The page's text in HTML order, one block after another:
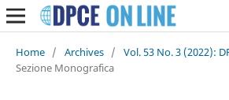
Home / Archives / Vol. 53 No. 3 (2022):
Sezione Monografica